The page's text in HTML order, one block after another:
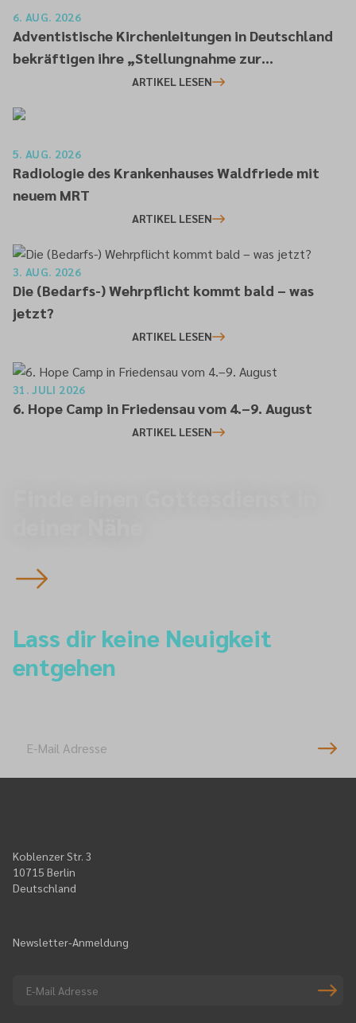
6. AUG. 2026
Adventistische Kirchenleitungen in Deutschland
bekräftigen ihre „Stellungnahme zur
gesellschaftlichen Situation“
ARTIKEL LESEN
5. AUG. 2026
Radiologie des Krankenhauses Waldfriede mit
neuem MRT
ARTIKEL LESEN
3. AUG. 2026
Die (Bedarfs-) Wehrpflicht kommt bald – was
jetzt?
ARTIKEL LESEN
31. JULI 2026
6. Hope Camp in Friedensau vom 4.–9. August
ARTIKEL LESEN
Lass dir keine Neuigkeit
entgehen
Koblenzer Str. 3
10715 Berlin
Deutschland
Newsletter-Anmeldung